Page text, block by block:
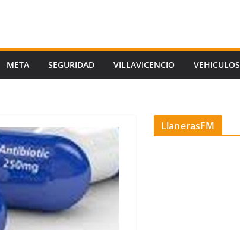
META SEGURIDAD VILLAVICENCIO VEHICULOS
LlanerasFM